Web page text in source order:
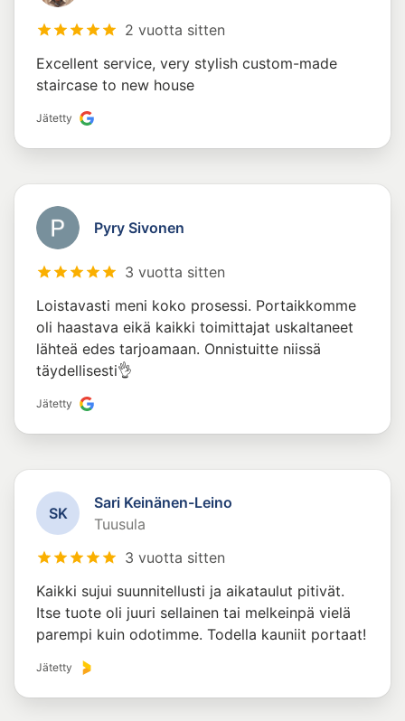
2 vuotta sitten
Excellent service, very stylish custom-made
staircase to new house
Jätetty
Pyry Sivonen
3 vuotta sitten
Loistavasti meni koko prosessi. Portaikkomme
oli haastava eikä kaikki toimittajat uskaltaneet
lähteä edes tarjoamaan. Onnistuitte niissä
täydellisesti👌
Jätetty
SK
Sari Keinänen-Leino
Tuusula
3 vuotta sitten
Kaikki sujui suunnitellusti ja aikataulut pitivät.
Itse tuote oli juuri sellainen tai melkeinpä vielä
parempi kuin odotimme. Todella kauniit portaat!
Jätetty